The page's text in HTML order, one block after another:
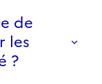
de
les
?